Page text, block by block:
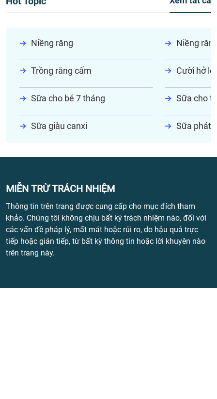
Niềng răng Niềng
Trồng răng cấm Cười hở lợi
Sữa cho bé 7 tháng Sữa cho
Sữa giàu canxi Sữa phát
MIỄN TRỪ TRÁCH NHIỆM
Thông tin trên trang được cung cấp cho mục đích tham
khảo. Chúng tôi không chịu bất kỳ trách nhiệm nào, đối với
các vấn đề pháp lý, mất mát hoặc rủi ro, do hậu quả trực
tiếp hoặc gián tiếp, từ bất kỳ thông tin hoặc lời khuyên nào
trên trang này.